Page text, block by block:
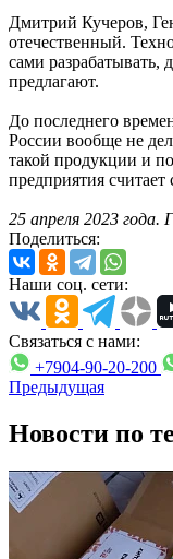
Дмитрий Кучеров,
отечественный.
сами
предлагают.
До последнего
России вообще не
такой продукции и
предприятия
25 апреля 2023
Поделиться:
Наши соц. сети:
Связаться с нами:
+7904-90-20-200
Предыдущая
Новости по